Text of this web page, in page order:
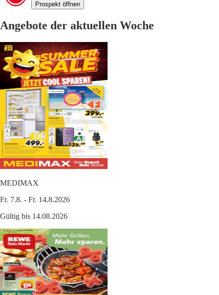
Prospekt öffnen
Angebote der aktuellen Woche
MEDIMAX
Fr. 7.8. - Fr. 14.8.2026
Gültig bis 14.08.2026